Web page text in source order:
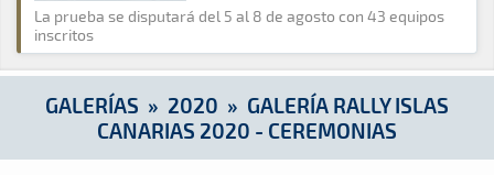
AGENDA
GALERÍAS
TIENDA
ARCHIVO
La prueba se disputará del 5 al 8 de agosto con 43 equipos
inscritos
GALERÍAS » 2020 » GALERÍA RALLY ISLAS
CANARIAS 2020 - CEREMONIAS